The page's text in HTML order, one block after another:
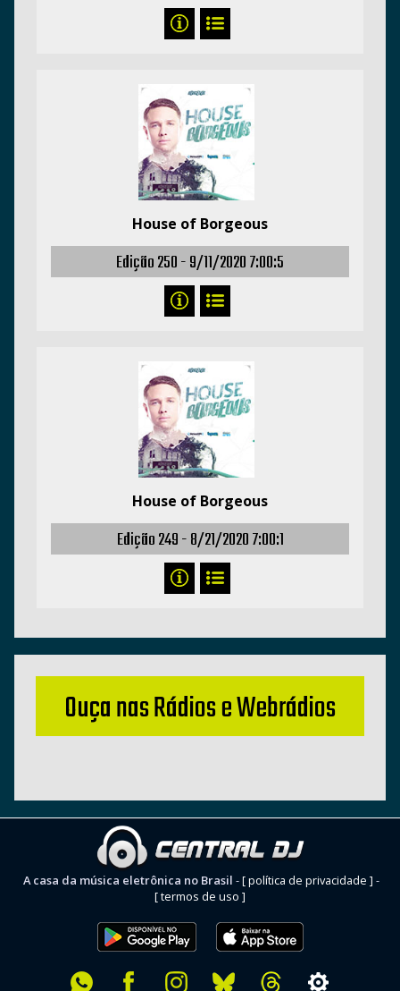
House of Borgeous
Edição 250 -9/11/2020 7:00:5
House of Borgeous
Edição 249 -8/21/2020 7:00:1
Ouça nas Rádios e Webrádios
A casa da música eletrônica no Brasil -[ política de privacidade ] -
[ termos de uso ]